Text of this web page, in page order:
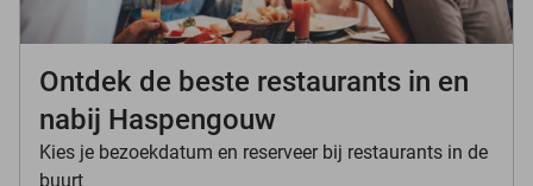
Ontdek de beste restaurants in en
nabij Haspengouw
Kies je bezoekdatum en reserveer bij restaurants in de
buurt